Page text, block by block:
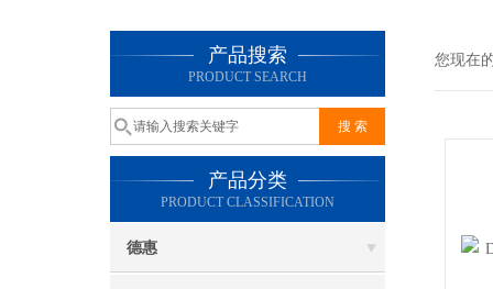
产品搜索
PRODUCT SEARCH
产品分类
PRODUCT CLASSIFICATION
德惠
您现在